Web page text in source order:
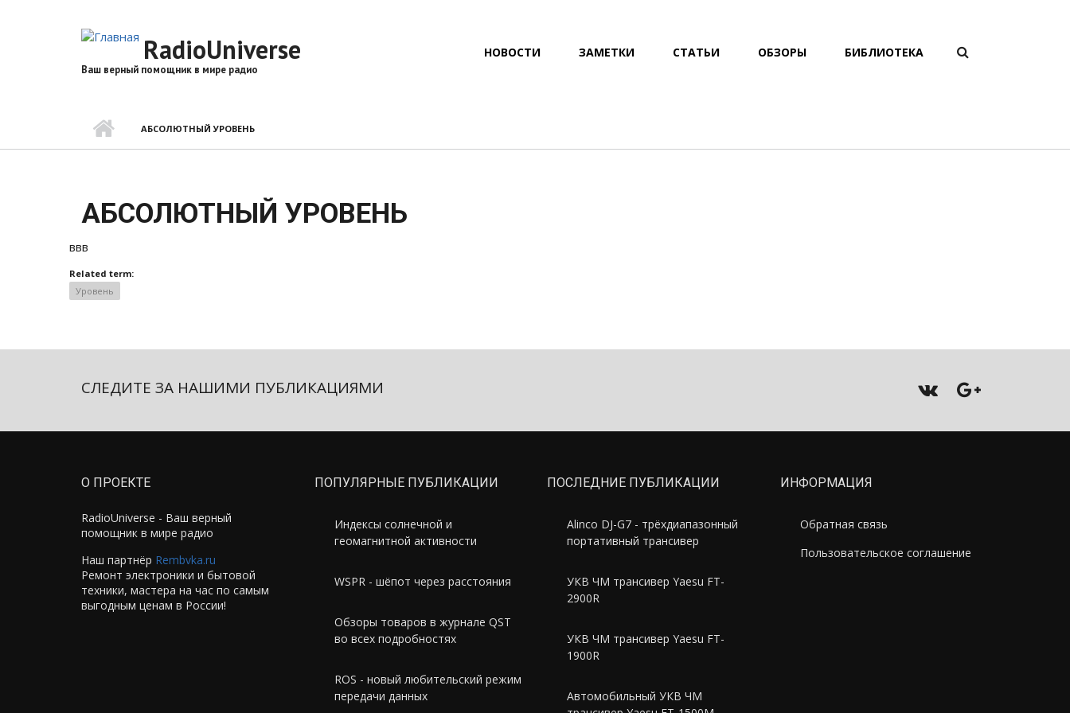
RadioUniverse
Ваш верный помощник в мире радио
ФОРМА
Поиск
НОВОСТИ ЗАМЕТКИ СТАТЬИ ОБЗОРЫ БИБЛИОТЕКА
АБСОЛЮТНЫЙ УРОВЕНЬ
АБСОЛЮТНЫЙ УРОВЕНЬ
ввв
Related term:
Уровень
СЛЕДИТЕ ЗА НАШИМИ ПУБЛИКАЦИЯМИ
О ПРОЕКТЕ
RadioUniverse - Ваш верный
помощник в мире радио
Наш партнёр Rembvka.ru
Ремонт электроники и бытовой
техники, мастера на час по самым
выгодным ценам в России!
ПОПУЛЯРНЫЕ ПУБЛИКАЦИИ
Индексы солнечной и
геомагнитной активности
WSPR - шёпот через расстояния
Обзоры товаров в журнале QST
во всех подробностях
ROS - новый любительский режим
передачи данных
ПОСЛЕДНИЕ ПУБЛИКАЦИИ
Alinco DJ-G7 - трёхдиапазонный
портативный трансивер
УКВ ЧМ трансивер Yaesu FT-
2900R
УКВ ЧМ трансивер Yaesu FT-
1900R
Автомобильный УКВ ЧМ
ИНФОРМАЦИЯ
Обратная связь
Пользовательское соглашение